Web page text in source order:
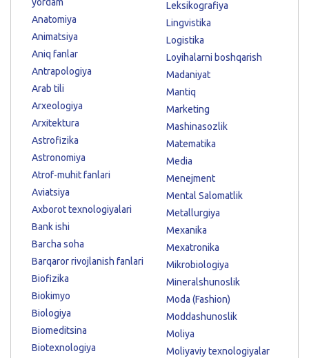
Anatomiya
Animatsiya
Aniq fanlar
Antrapologiya
Arab tili
Arxeologiya
Arxitektura
Astrofizika
Astronomiya
Atrof-muhit fanlari
Aviatsiya
Axborot texnologiyalari
Bank ishi
Barcha soha
Barqaror rivojlanish fanlari
Biofizika
Biokimyo
Biologiya
Biomeditsina
Biotexnologiya
Leksikografiya
Lingvistika
Logistika
Loyihalarni boshqarish
Madaniyat
Mantiq
Marketing
Mashinasozlik
Matematika
Media
Menejment
Mental Salomatlik
Metallurgiya
Mexanika
Mexatronika
Mikrobiologiya
Mineralshunoslik
Moda (Fashion)
Moddashunoslik
Moliya
Moliyaviy texnologiyalar